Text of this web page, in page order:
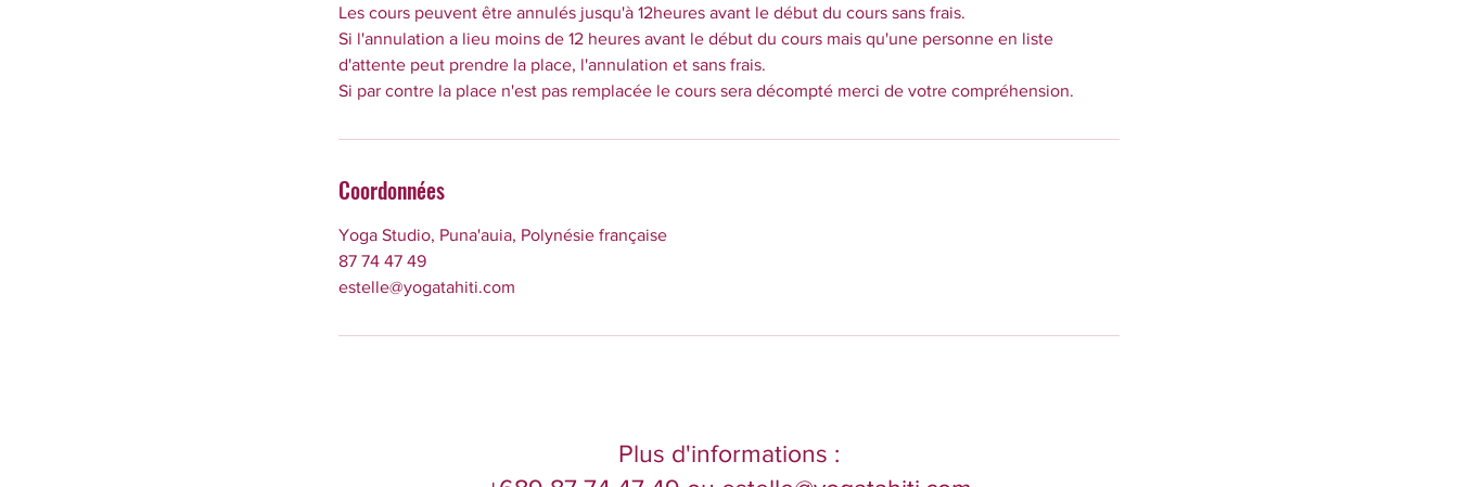
Les cours peuvent être annulés jusqu'à 12heures avant le début du cours sans frais.
Si l'annulation a lieu moins de 12 heures avant le début du cours mais qu'une personne en liste
d'attente peut prendre la place, l'annulation et sans frais.
Si par contre la place n'est pas remplacée le cours sera décompté merci de votre compréhension.
Coordonnées
Yoga Studio, Puna'auia, Polynésie française
87 74 47 49
estelle@yogatahiti.com
Plus d'informations :